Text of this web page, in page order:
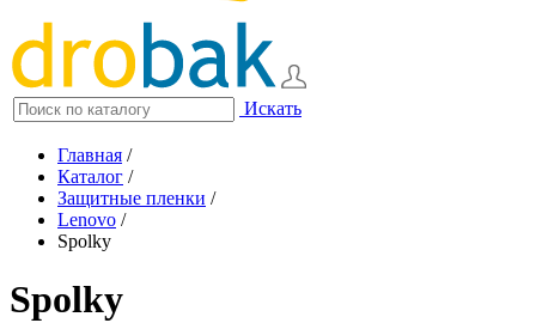
Искать
Главная /
Каталог /
Защитные пленки /
Lenovo /
Spolky
Spolky